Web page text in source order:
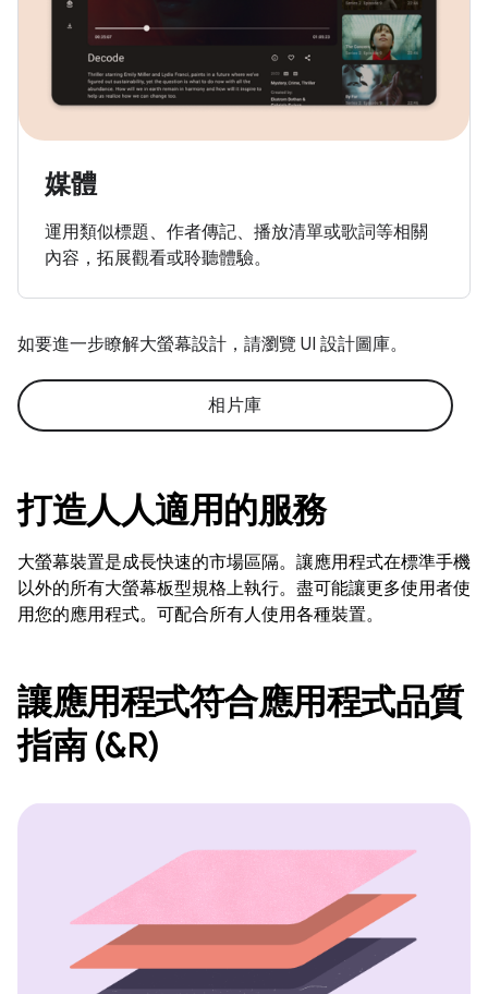
媒體
運用類似標題、作者傳記、播放清單或歌詞等相關
內容，拓展觀看或聆聽體驗。
如要進一步瞭解大螢幕設計，請瀏覽 UI 設計圖庫。
相片庫
打造人人適用的服務
大螢幕裝置是成長快速的市場區隔。讓應用程式在標準手機
以外的所有大螢幕板型規格上執行。盡可能讓更多使用者使
用您的應用程式。可配合所有人使用各種裝置。
讓應用程式符合應用程式品質
指南 (&R)